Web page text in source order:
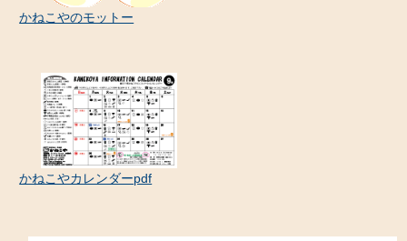
かねこやのモットー
かねこやカレンダーpdf